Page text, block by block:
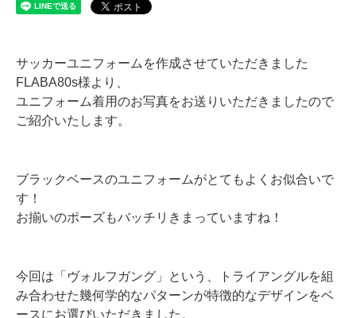
サッカーユニフォームを作成させていただきました
FLABA80s様より、
ユニフォーム着用のお写真をお送りいただきましたので
ご紹介いたします。
ブラックベースのユニフォームがとてもよくお似合いで
す！
お揃いのポーズもバッチリきまっていますね！
今回は「ヴォルフガング」という、トライアングルを組
み合わせた幾何学的なパターンが特徴的なデザインをベ
ースにお選びいただきました。